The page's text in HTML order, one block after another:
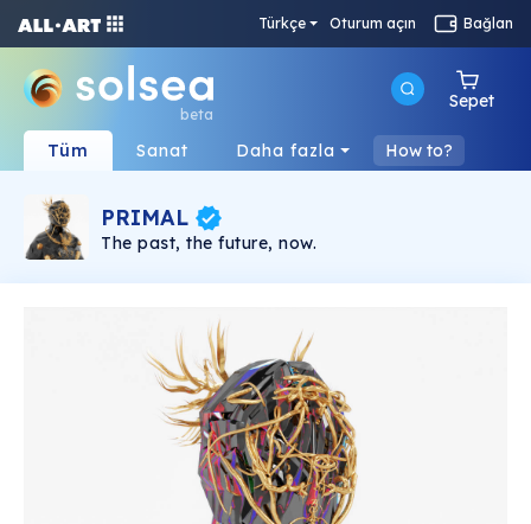
Türkçe Oturum açın Bağlan
beta
Sepet
Tüm Sanat Daha fazla How to?
PRIMAL
The past, the future, now.